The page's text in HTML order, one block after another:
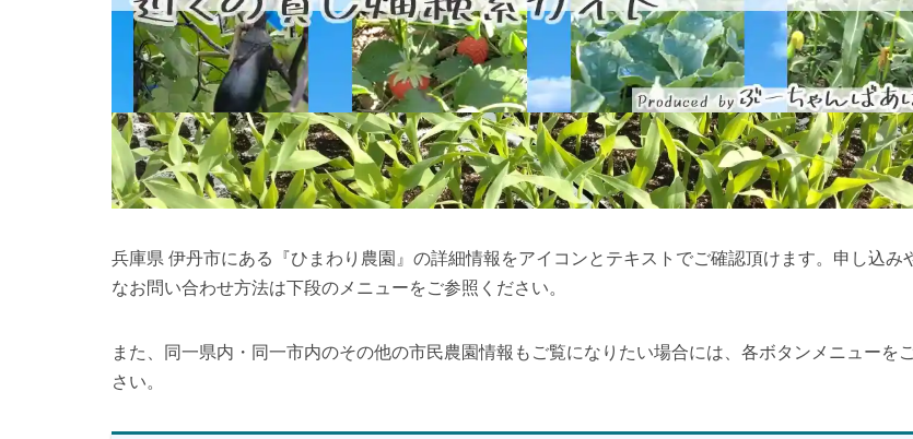
兵庫県 伊丹市にある『ひまわり農園』の詳細情報をアイコンとテキストでご確認頂けます。申し込み
なお問い合わせ方法は下段のメニューをご参照ください。
また、同一県内・同一市内のその他の市民農園情報もご覧になりたい場合には、各ボタンメニューを
さい。